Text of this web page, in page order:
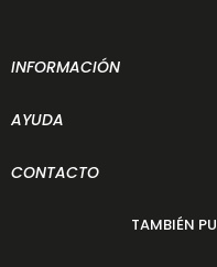
INFORMACIÓN
AYUDA
CONTACTO
TAMBIÉN